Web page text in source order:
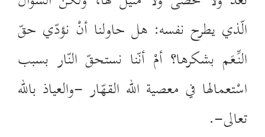
الّذي يطرح نفسه: هل حاولنا أنْ نؤدّي حقّ
النِّعَم بشكرها؟ أمْ أنّنا نستحقّ النّار بسبب
اسْتعمالها في معصية الله القهّار -والعياذ بالله
تعالى-.